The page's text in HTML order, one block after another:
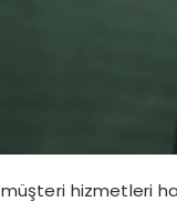
hizmetleri